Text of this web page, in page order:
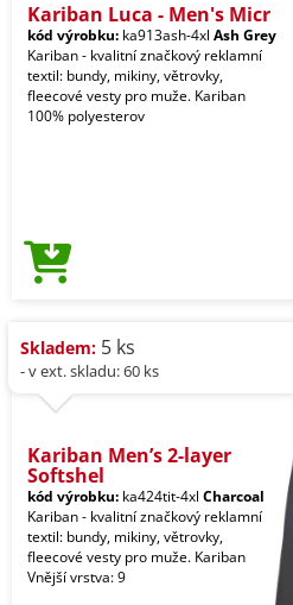
Kariban Luca - Men's Micr
kód výrobku: ka913ash-4xl Ash Grey
Kariban - kvalitní značkový reklamní
textil: bundy, mikiny, větrovky,
fleecové vesty pro muže. Kariban
100% polyesterov
Skladem: 5 ks
- v ext. skladu: 60 ks
Kariban Men’s 2-layer
Softshel
kód výrobku: ka424tit-4xl Charcoal
Kariban - kvalitní značkový reklamní
textil: bundy, mikiny, větrovky,
fleecové vesty pro muže. Kariban
Vnější vrstva: 9